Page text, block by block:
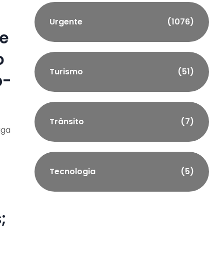
Urgente (1076)
Turismo (51)
Trânsito (7)
Tecnologia (5)